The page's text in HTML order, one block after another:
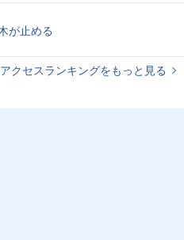
が止める
クセスランキングをもっと見る